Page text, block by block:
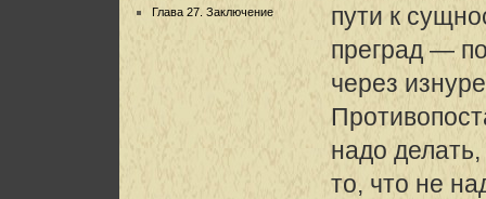
Глава 27. Заключение
пути к
преград —
через
надо делать,
то, что не